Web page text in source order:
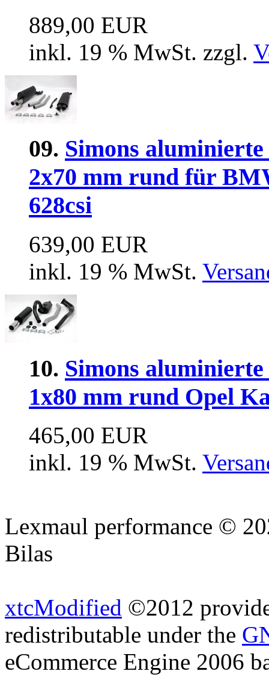
889,00 EUR
inkl. 19 % MwSt. zzgl.
09. Simons
2x70 mm rund für
628csi
639,00 EUR
inkl. 19 % MwSt.
10. Simons
1x80 mm rund Opel
465,00 EUR
inkl. 19 % MwSt.
Lexmaul performance ©
Bilas
xtcModified ©2012
redistributable under the
eCommerce Engine 2006